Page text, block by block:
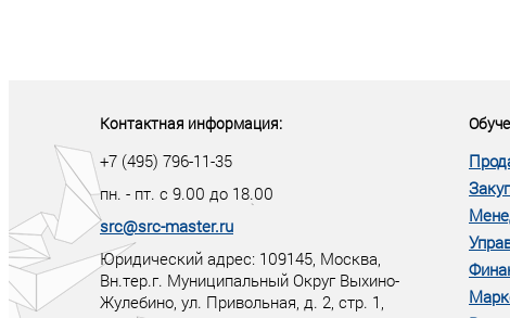
Контактная информация:
+7 (495) 796-11-35
пн. - пт. с 9.00 до 18.00
src@src-master.ru
Юридический адрес: 109145, Москва,
Вн.тер.г. Муниципальный Округ Выхино-
Жулебино, ул. Привольная, д. 2, стр. 1,